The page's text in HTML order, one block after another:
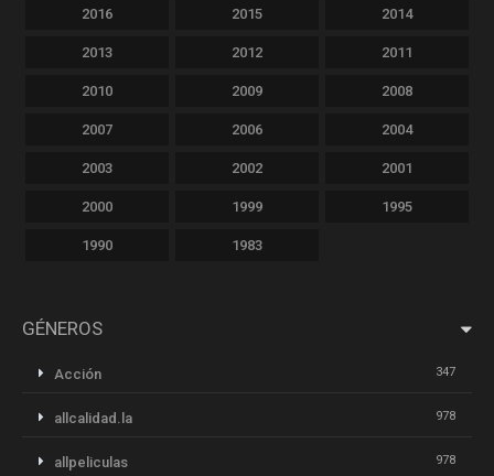
2016 2015 2014
2013 2012 2011
2010 2009 2008
2007 2006 2004
2003 2002 2001
2000 1999 1995
1990 1983
GÉNEROS
Acción 347
allcalidad.la 978
allpeliculas 978